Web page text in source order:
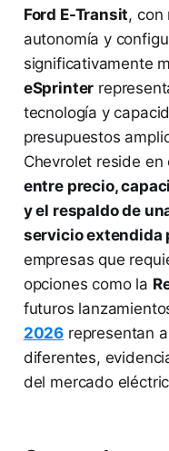
Ford E-Transit, con
autonomía y
significativamente
eSprinter
tecnología y
presupuestos
Chevrolet reside
entre precio,
y el respaldo de
servicio extendida
empresas que
opciones como la
futuros
2026 representan
diferentes,
del mercado